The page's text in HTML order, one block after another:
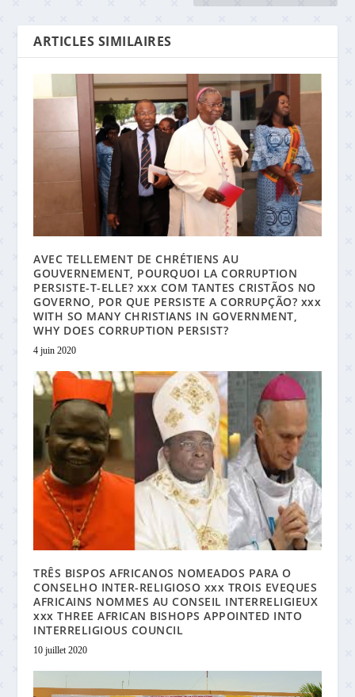
ARTICLES SIMILAIRES
AVEC TELLEMENT DE CHRÉTIENS AU
GOUVERNEMENT, POURQUOI LA CORRUPTION
PERSISTE-T-ELLE? xxx COM TANTES CRISTÃOS NO
GOVERNO, POR QUE PERSISTE A CORRUPÇÃO? xxx
WITH SO MANY CHRISTIANS IN GOVERNMENT,
WHY DOES CORRUPTION PERSIST?
4 juin 2020
TRÊS BISPOS AFRICANOS NOMEADOS PARA O
CONSELHO INTER-RELIGIOSO xxx TROIS EVEQUES
AFRICAINS NOMMES AU CONSEIL INTERRELIGIEUX
xxx THREE AFRICAN BISHOPS APPOINTED INTO
INTERRELIGIOUS COUNCIL
10 juillet 2020